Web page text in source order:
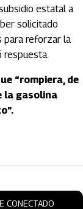
estatal a
solicitado
para reforzar la
respuesta.
“rompiera, de
la gasolina
CONECTADO